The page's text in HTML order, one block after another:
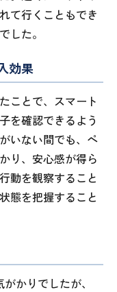
て行くこともでき
した。
効果
ことで、スマート
を確認できるよう
いない間でも、ペ
り、安心感が得ら
動を観察すること
態を把握すること
かりでしたが、